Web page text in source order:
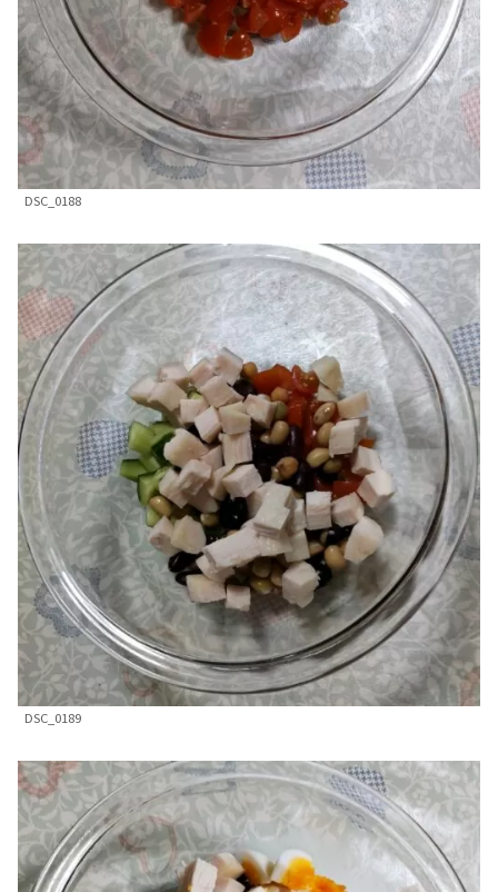
DSC_0188
DSC_0189